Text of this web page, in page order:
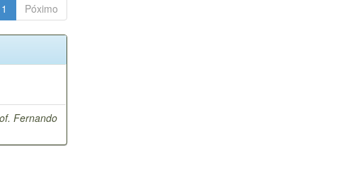
1 Póximo
Fernando